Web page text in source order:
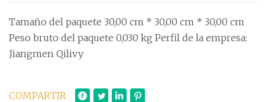
Tamaño del paquete 30,00 cm * 30,00 cm * 30,00 cm
Peso bruto del paquete 0,030 kg Perfil de la empresa:
Jiangmen Qilivy
COMPARTIR